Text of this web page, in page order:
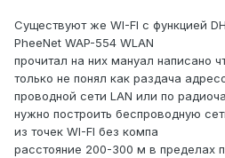
Существуют же WI-FI с функцией
PheeNet WAP-554 WLAN
прочитал на них мануал написано
только не понял как раздача
проводной сети LAN или по
нужно построить беспроводную
из точек WI-FI без компа
расстояние 200-300 м в пределах